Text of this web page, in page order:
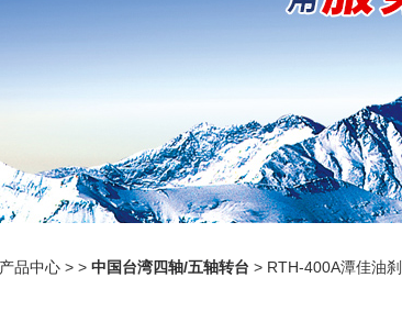
产品中心 > > 中国台湾四轴/五轴转台 > RTH-400A潭佳油